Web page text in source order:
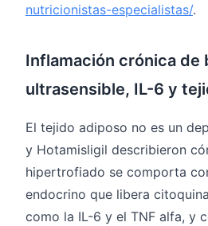
nutricionistas-especialistas/.
Inflamación crónica de
ultrasensible, IL-6 y
El tejido adiposo no es un
y Hotamisligil describieron
hipertrofiado se comporta
endocrino que libera
como la IL-6 y el TNF alfa, y